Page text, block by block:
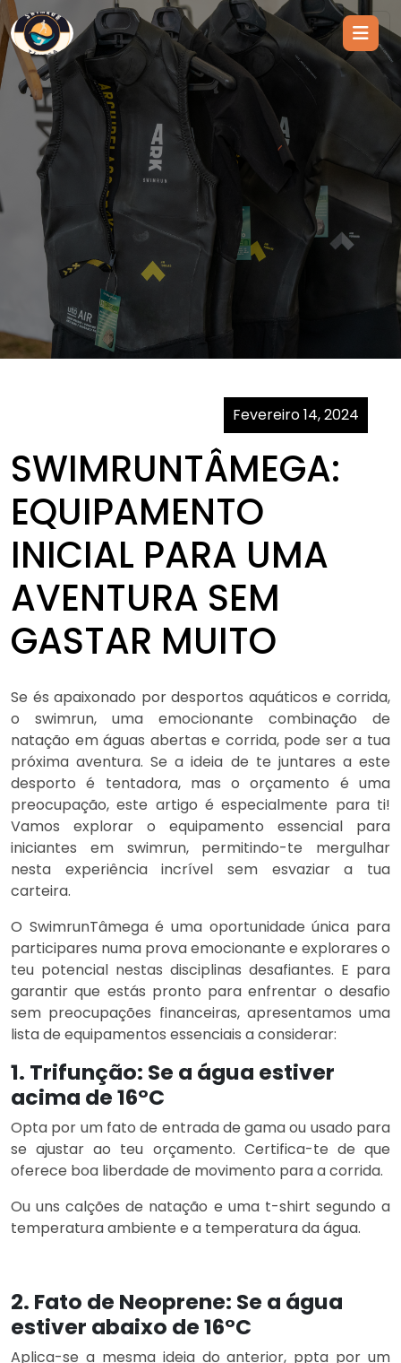
Fevereiro 14, 2024
SWIMRUNTÂMEGA:
EQUIPAMENTO
INICIAL PARA UMA
AVENTURA SEM
GASTAR MUITO
Se és apaixonado por desportos aquáticos e corrida,
o swimrun, uma emocionante combinação de
natação em águas abertas e corrida, pode ser a tua
próxima aventura. Se a ideia de te juntares a este
desporto é tentadora, mas o orçamento é uma
preocupação, este artigo é especialmente para ti!
Vamos explorar o equipamento essencial para
iniciantes em swimrun, permitindo-te mergulhar
nesta experiência incrível sem esvaziar a tua
carteira.
O SwimrunTâmega é uma oportunidade única para
participares numa prova emocionante e explorares o
teu potencial nestas disciplinas desafiantes. E para
garantir que estás pronto para enfrentar o desafio
sem preocupações financeiras, apresentamos uma
lista de equipamentos essenciais a considerar:
1. Trifunção: Se a água estiver
acima de 16°C
Opta por um fato de entrada de gama ou usado para
se ajustar ao teu orçamento. Certifica-te de que
oferece boa liberdade de movimento para a corrida.
Ou uns calções de natação e uma t-shirt segundo a
temperatura ambiente e a temperatura da água.
2. Fato de Neoprene: Se a água
estiver abaixo de 16°C
Aplica-se a mesma ideia do anterior, ppta por um